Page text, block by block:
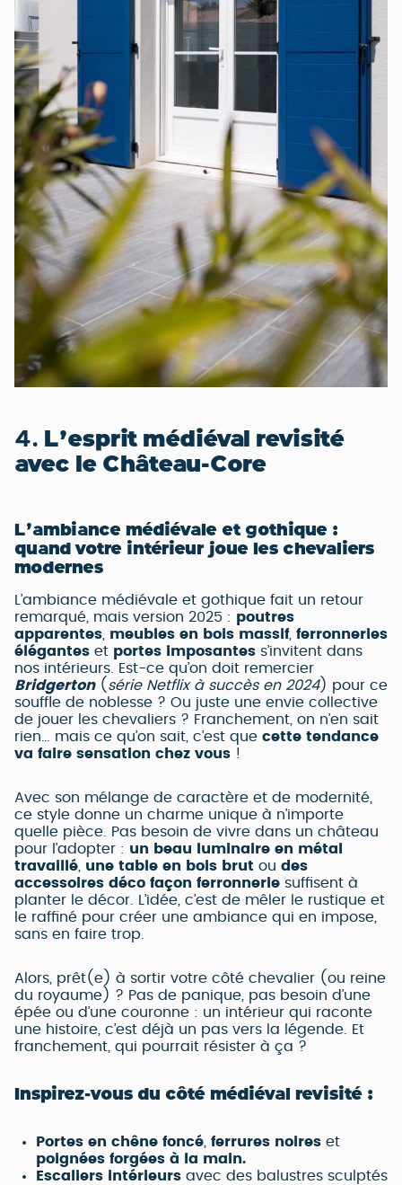
4. L’esprit médiéval revisité
avec le Château-Core
L’ambiance médiévale et gothique :
quand votre intérieur joue les chevaliers
modernes
L’ambiance médiévale et gothique fait un retour
remarqué, mais version 2025 : poutres
apparentes meubles en bois massif, ferronneries
élégantes et portes imposantes s’invitent dans
nos intérieurs. Est-ce qu’on doit remercier
Bridgerton ( série Netflix à succès en 2024) pour ce
souffle de noblesse ? Ou juste une envie collective
de jouer les chevaliers ? Franchement, on n’en sait
rien… mais ce qu’on sait, c’est que cette tendance
va faire sensation chez vous !
Avec son mélange de caractère et de modernité,
ce style donne un charme unique à n’importe
quelle pièce. Pas besoin de vivre dans un château
pour l’adopter : un beau luminaire en métal
travaillé une table en bois brut ou des
accessoires déco façon ferronnerie suffisent à
planter le décor. L’idée, c’est de mêler le rustique et
le raffiné pour créer une ambiance qui en impose,
sans en faire trop.
Alors, prêt(e) à sortir votre côté chevalier (ou reine
du royaume) ? Pas de panique, pas besoin d’une
épée ou d’une couronne : un intérieur qui raconte
une histoire, c’est déjà un pas vers la légende. Et
franchement, qui pourrait résister à ça ?
Inspirez-vous du côté médiéval revisité :
Portes en chêne foncé ferrures noires et
poignées forgées à la main.
Escaliers intérieurs avec des balustres sculptés